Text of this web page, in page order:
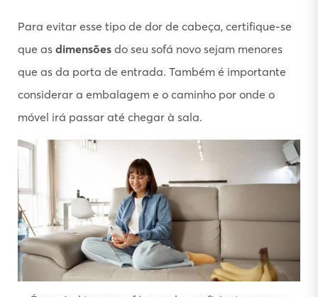
Para evitar esse tipo de dor de cabeça, certifique-se
que as dimensões do seu sofá novo sejam menores
que as da porta de entrada. Também é importante
considerar a embalagem e o caminho por onde o
móvel irá passar até chegar à sala.